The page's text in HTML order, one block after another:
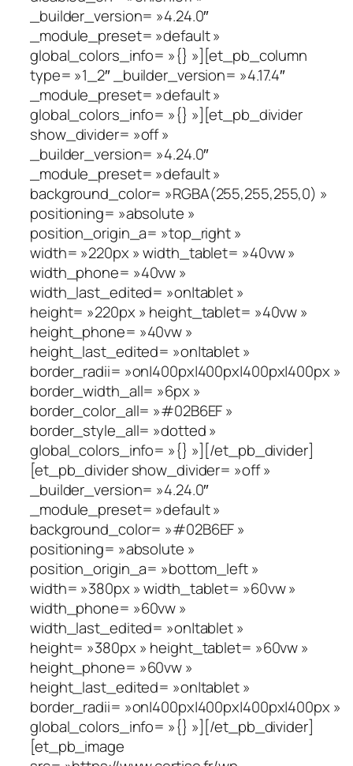
_builder_version= »4.24.0″
_module_preset= »default »
global_colors_info= »{} »][et_pb_column
type= »1_2″ _builder_version= »4.17.4″
_module_preset= »default »
global_colors_info= »{} »][et_pb_divider
show_divider= »off »
_builder_version= »4.24.0″
_module_preset= »default »
background_color= »RGBA(255,255,255,0) »
positioning= »absolute »
position_origin_a= »top_right »
width= »220px » width_tablet= »40vw »
width_phone= »40vw »
width_last_edited= »on|tablet »
height= »220px » height_tablet= »40vw »
height_phone= »40vw »
height_last_edited= »on|tablet »
border_radii= »on|400px|400px|400px|400px »
border_width_all= »6px »
border_color_all= »#02B6EF »
border_style_all= »dotted »
global_colors_info= »{} »][/et_pb_divider]
[et_pb_divider show_divider= »off »
_builder_version= »4.24.0″
_module_preset= »default »
background_color= »#02B6EF »
positioning= »absolute »
position_origin_a= »bottom_left »
width= »380px » width_tablet= »60vw »
width_phone= »60vw »
width_last_edited= »on|tablet »
height= »380px » height_tablet= »60vw »
height_phone= »60vw »
height_last_edited= »on|tablet »
border_radii= »on|400px|400px|400px|400px »
global_colors_info= »{} »][/et_pb_divider]
[et_pb_image